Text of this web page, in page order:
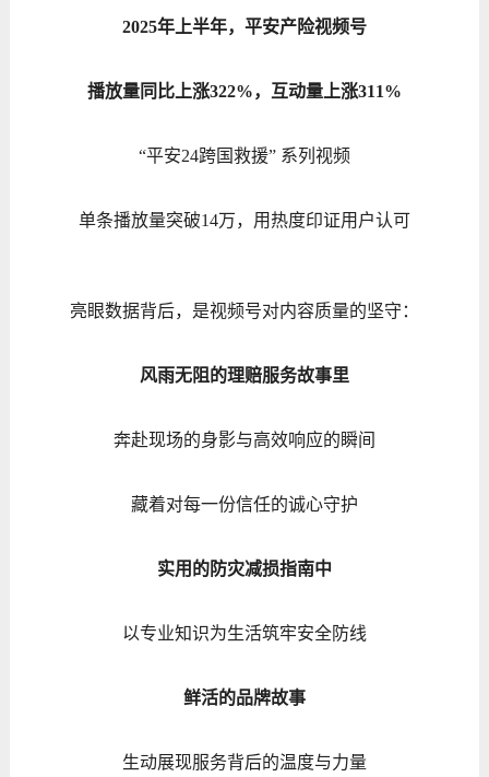
2025年上半年，平安产险视频号
播放量同比上涨322%，互动量上涨311%
“平安24跨国救援” 系列视频
单条播放量突破14万，用热度印证用户认可
亮眼数据背后，是视频号对内容质量的坚守：
风雨无阻的理赔服务故事里
奔赴现场的身影与高效响应的瞬间
藏着对每一份信任的诚心守护
实用的防灾减损指南中
以专业知识为生活筑牢安全防线
鲜活的品牌故事
生动展现服务背后的温度与力量